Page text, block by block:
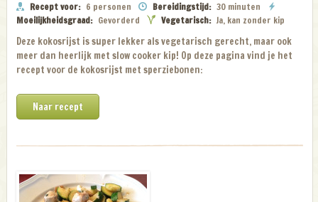
Recept voor: 6 personen Bereidingstijd: 30 minuten
Moeilijkheidsgraad: Gevorderd Vegetarisch: Ja, kan zonder kip
Deze kokosrijst is super lekker als vegetarisch gerecht, maar ook
meer dan heerlijk met slow cooker kip! Op deze pagina vind je het
recept voor de kokosrijst met sperziebonen:
Naar recept